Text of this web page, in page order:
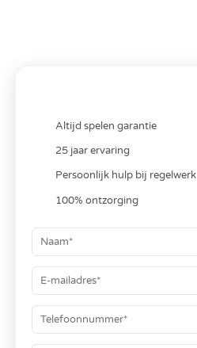
Altijd spelen garantie
25 jaar ervaring
Persoonlijk hulp bij regelwerk
100% ontzorging